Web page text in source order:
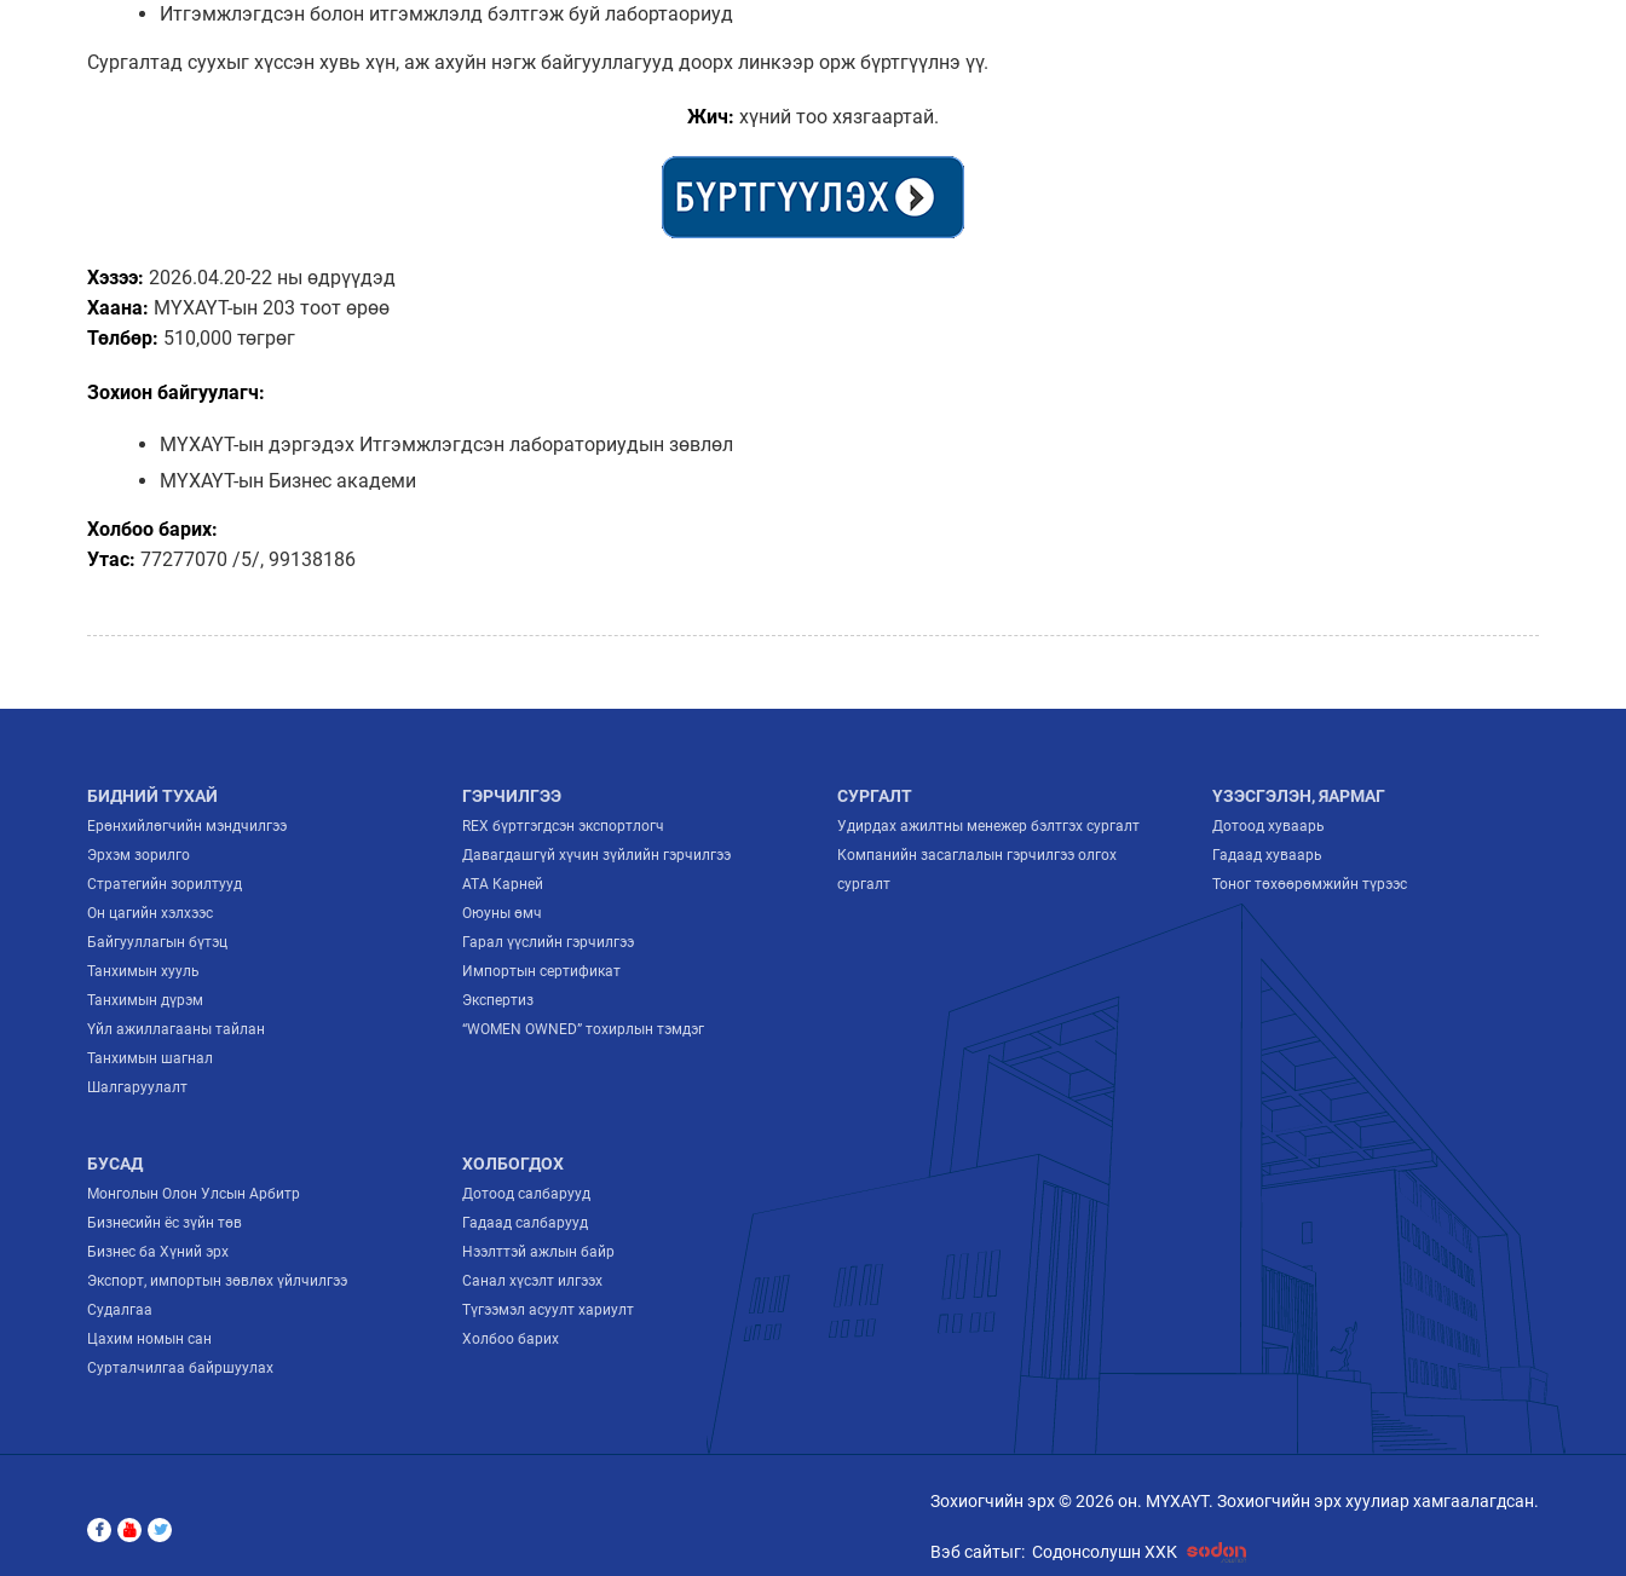
Итгэмжлэгдсэн болон итгэмжлэлд бэлтгэж буй лабортаориуд
Сургалтад суухыг хүссэн хувь хүн, аж ахуйн нэгж байгууллагууд доорх линкээр орж бүртгүүлнэ үү.
Жич: хүний тоо хязгаартай.
Хэзээ: 2026.04.20-22 ны өдрүүдэд
Хаана: МҮХАҮТ-ын 203 тоот өрөө
Төлбөр: 510,000 төгрөг
Зохион байгуулагч:
МҮХАҮТ-ын дэргэдэх Итгэмжлэгдсэн лабораториудын зөвлөл
МҮХАҮТ-ын Бизнес академи
Холбоо барих:
Утас: 77277070 /5/, 99138186
БИДНИЙ ТУХАЙ
Ерөнхийлөгчийн мэндчилгээ
Эрхэм зорилго
Стратегийн зорилтууд
Он цагийн хэлхээс
Байгууллагын бүтэц
Танхимын хууль
Танхимын дүрэм
Үйл ажиллагааны тайлан
Танхимын шагнал
Шалгаруулалт
ГЭРЧИЛГЭЭ
REX бүртгэгдсэн экспортлогч
Давагдашгүй хүчин зүйлийн гэрчилгээ
ATA Карней
Оюуны өмч
Гарал үүслийн гэрчилгээ
Импортын сертификат
Экспертиз
“WOMEN OWNED” тохирлын тэмдэг
СУРГАЛТ
Удирдах ажилтны менежер бэлтгэх сургалт
Компанийн засаглалын гэрчилгээ олгох
сургалт
ҮЗЭСГЭЛЭН, ЯАРМАГ
Дотоод хуваарь
Гадаад хуваарь
Тоног төхөөрөмжийн түрээс
БУСАД
Монголын Олон Улсын Арбитр
Бизнесийн ёс зүйн төв
Бизнес ба Хүний эрх
Экспорт, импортын зөвлөх үйлчилгээ
Судалгаа
Цахим номын сан
Сурталчилгаа байршуулах
ХОЛБОГДОХ
Дотоод салбарууд
Гадаад салбарууд
Нээлттэй ажлын байр
Санал хүсэлт илгээх
Түгээмэл асуулт хариулт
Холбоо барих
Зохиогчийн эрх © 2026 он. МҮХАҮТ. Зохиогчийн эрх хуулиар хамгаалагдсан.
Вэб сайтыг: Содонсолушн ХХК